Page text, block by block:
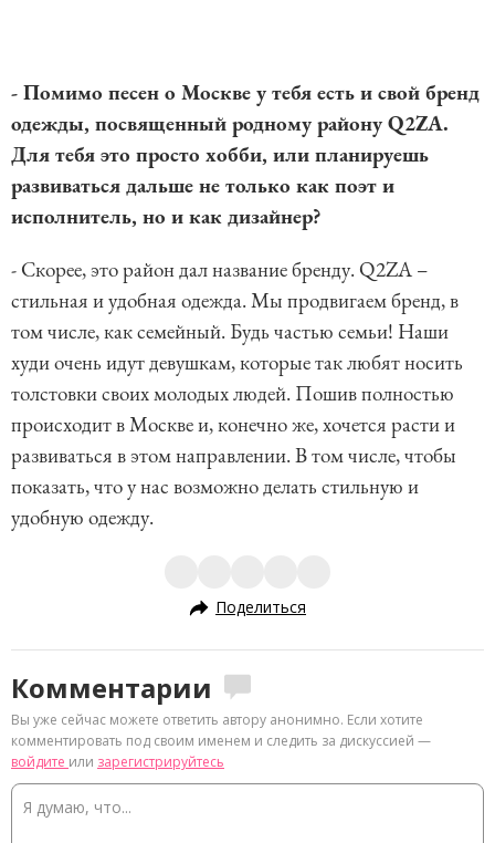
- Помимо песен о Москве у тебя есть и свой бренд
одежды, посвященный родному району Q2ZA.
Для тебя это просто хобби, или планируешь
развиваться дальше не только как поэт и
исполнитель, но и как дизайнер?
- Скорее, это район дал название бренду. Q2ZA –
стильная и удобная одежда. Мы продвигаем бренд, в
том числе, как семейный. Будь частью семьи! Наши
худи очень идут девушкам, которые так любят носить
толстовки своих молодых людей. Пошив полностью
происходит в Москве и, конечно же, хочется расти и
развиваться в этом направлении. В том числе, чтобы
показать, что у нас возможно делать стильную и
удобную одежду.
Поделиться
Комментарии
Вы уже сейчас можете ответить автору анонимно. Если хотите
комментировать под своим именем и следить за дискуссией —
войдите или зарегистрируйтесь